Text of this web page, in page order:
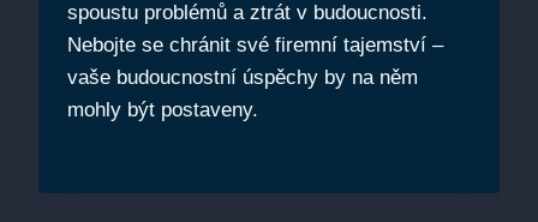
spoustu problémů a ztrát v budoucnosti.
Nebojte se chránit své firemní tajemství –
vaše budoucnostní úspěchy by na něm
mohly být postaveny.